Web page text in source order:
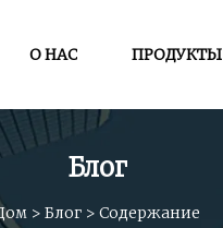
О НАС ПРОДУКТЫ
Блог
> Блог> Содержание